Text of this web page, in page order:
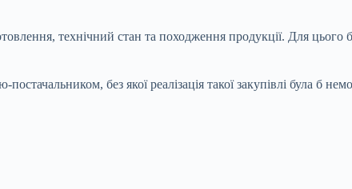
технічний стан та походження продукції. Для цього
без якої реалізація такої закупівлі була б